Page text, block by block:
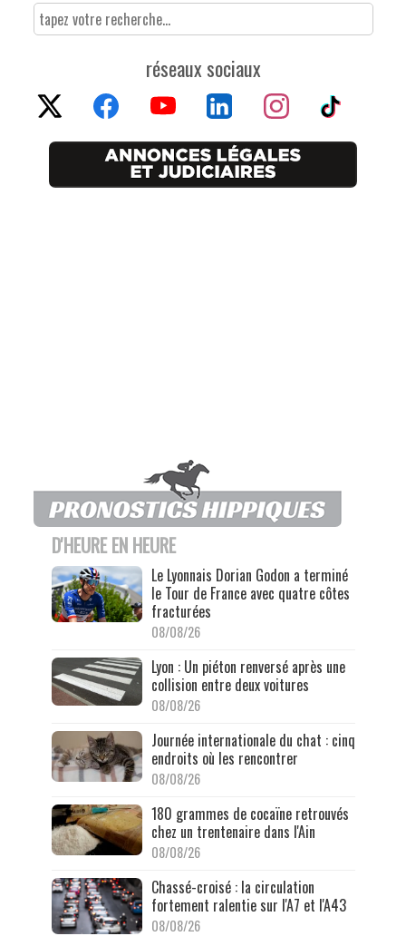
réseaux sociaux
D'HEURE EN HEURE
Le Lyonnais Dorian Godon a terminé
le Tour de France avec quatre côtes
fracturées
08/08/26
Lyon : Un piéton renversé après une
collision entre deux voitures
08/08/26
Journée internationale du chat : cinq
endroits où les rencontrer
08/08/26
180 grammes de cocaïne retrouvés
chez un trentenaire dans l'Ain
08/08/26
Chassé-croisé : la circulation
fortement ralentie sur l'A7 et l'A43
08/08/26